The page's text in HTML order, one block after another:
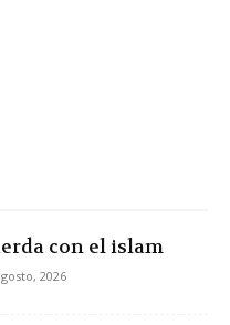
con el islam
2026